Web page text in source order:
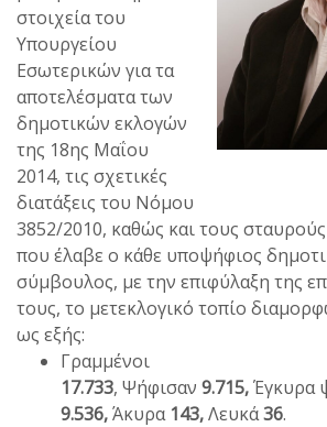
στοιχεία του
Υπουργείου
Εσωτερικών για τα
αποτελέσματα των
δημοτικών εκλογών
της 18ης Μαΐου
2014, τις σχετικές
διατάξεις του Νόμου
3852/2010, καθώς και τους
που έλαβε ο κάθε υποψήφιος
σύμβουλος, με την επιφύλαξη της
τους, το μετεκλογικό τοπίο
ως εξής:
Γραμμένοι
17.733, Ψήφισαν 9.715,Έγκυρα
9.536,Άκυρα143,Λευκά36.